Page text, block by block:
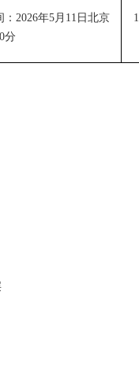
2026年5月 11 日北京
分
1